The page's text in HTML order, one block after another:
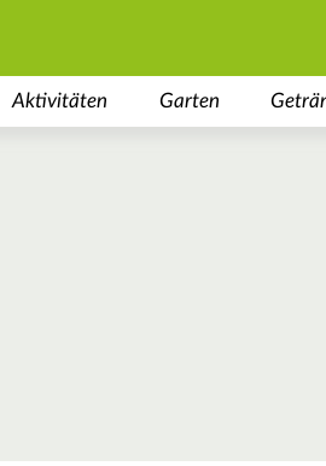
Aktivitäten Garten